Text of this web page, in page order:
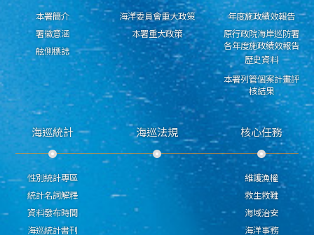
本署簡介
署徽意涵
舷側標誌
海洋委員會重大政策
本署重大政策
年度施政績效報告
原行政院海岸巡防署
各年度施政績效報告
歷史資料
本署列管個案計畫評
核結果
海巡統計
性別統計專區
統計名詞解釋
資料發布時間
海巡統計書刊
海巡法規 核心任務
維護漁權
救生救難
海域治安
海洋事務